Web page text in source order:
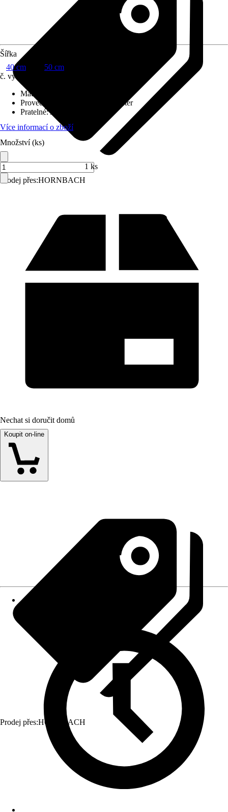
Prodej přes:HORNBACH
Šířka
40 cm
50 cm
č. výrobku
Materiál potahu
Provedení výplně
100 % polyester
Pratelné:Ano
Více informací o zboží
Množství (ks)
1 ks
Nechat si doručit domů
Koupit on-line
Prodej přes:HORNBACH